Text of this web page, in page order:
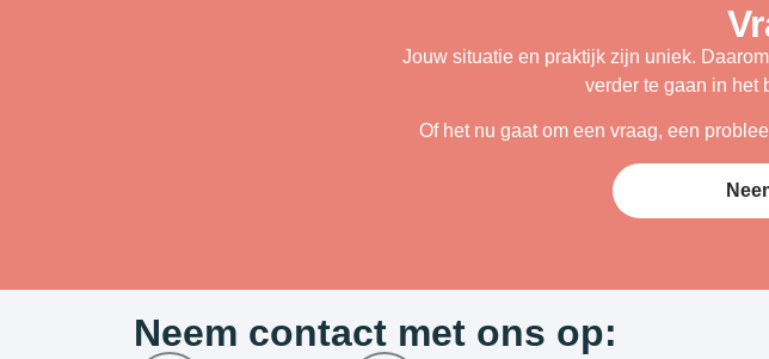
Jouw situatie en praktijk zijn uniek.
verder te gaan in het
Of het nu gaat om een vraag, een
Neem contact met ons op: